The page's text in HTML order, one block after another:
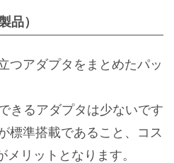
品）
つアダプタをまとめたパッ
きるアダプタは少ないです
標準搭載であること、コス
メリットとなります。